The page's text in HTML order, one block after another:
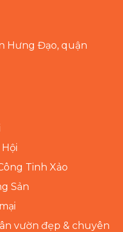
Hưng Đạo, quận
Tinh Xảo
Sản
vườn đẹp & chuyên